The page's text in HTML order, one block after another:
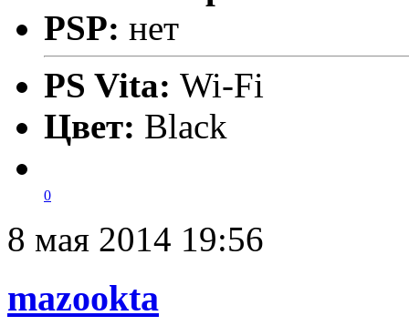
PSP: нет
PS Vita: Wi-Fi
Цвет: Black
0
8 мая 2014 19:56
mazookta